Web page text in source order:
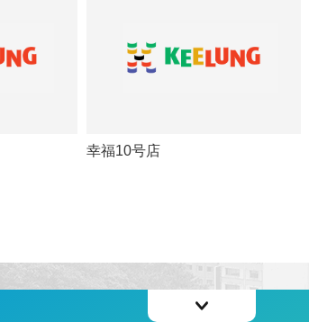
幸福10号店